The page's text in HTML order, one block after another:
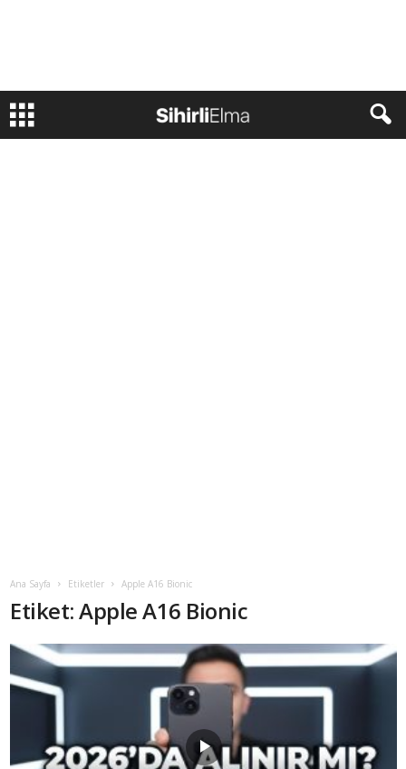
Ana Sayfa Etiketler Apple A16 Bionic
Etiket: Apple A16 Bionic